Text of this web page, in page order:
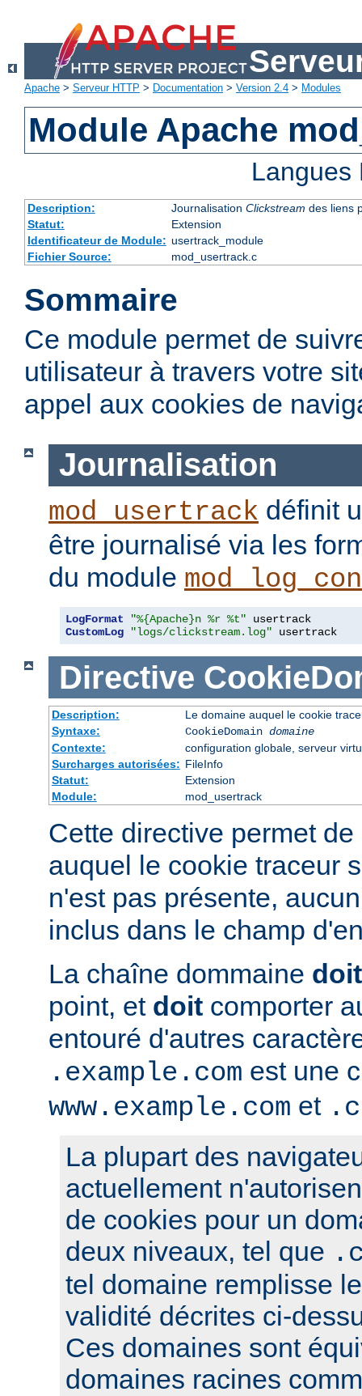
Apache > Serveur HTTP > Documentation > Version 2.4 > Modules
Module Apache
Description: Journalisation Clickstream des liens
Statut:
Extension
Identificateur de Module: usertrack_module
Fichier Source:
mod_usertrack.c
Sommaire
Ce module permet de
utilisateur à travers votre
appel aux cookies de
Journalisation
mod_usertrack définit
être journalisé via les
du module
LogFormat "%{Apache}n %r %t"
CustomLog
"logs/clickstream.log" usertrack
Directive
Description:
Le domaine auquel le cookie
Syntaxe:
CookieDomain domaine
Contexte:
configuration globale, serveur
Surcharges autorisées: FileInfo
Statut:
Extension
Module:
mod_usertrack
Cette directive permet
auquel le cookie traceur
n'est pas présente,
inclus dans le champ
La chaîne dommaine doit
point, et doit comporter
entouré d'autres
.example.com est une
www.example.com et
La plupart des
actuellement
de cookies pour un
deux niveaux, tel que
tel domaine remplisse
validité décrites ci-
Ces domaines sont
domaines racines